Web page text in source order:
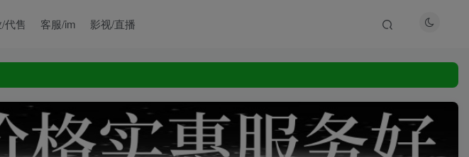
代售 客服/im 影视/直播